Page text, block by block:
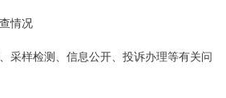
情况
采样检测、信息公开、投诉办理等有关问